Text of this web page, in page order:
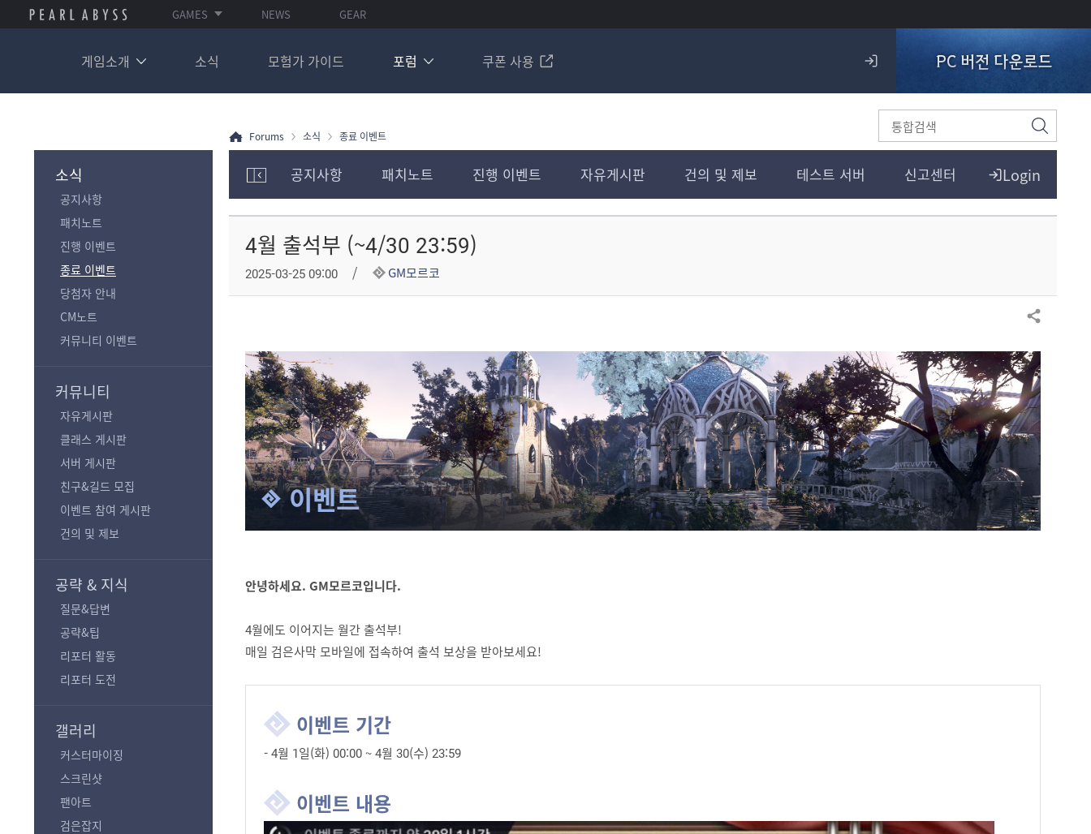
GAMES NEWS GEAR
게임소개 소식 모험가 가이드 포럼 쿠폰 사용
로
PC 버전 다운로드
소식
공지사항
패치노트
진행 이벤트
종료 이벤트
당첨자 안내
CM노트
커뮤니티 이벤트
커뮤니티
자유게시판
클래스 게시판
서버 게시판
친구&길드 모집
이벤트 참여 게시판
건의 및 제보
공략 & 지식
질문&답변
공략&팁
리포터 활동
리포터 도전
갤러리
커스터마이징
스크린샷
팬아트
검은잡지
검
색
모
험
가
포
럼
테
고
보
기
Login
공지사항 패치노트 진행 이벤트 자유게시판 건의 및 제보 테스트 서버 신고센터
Forums 소식 종료 이벤트
4월 출석부 (~4/30 23:59)
2025-03-25 09:00 GM모르코
공유하기
이벤트
안녕하세요. GM모르코입니다.
4월에도 이어지는 월간 출석부!
매일 검은사막 모바일에 접속하여 출석 보상을 받아보세요!
이벤트 기간
- 4월 1일(화) 00:00 ~ 4월 30(수) 23:59
이벤트 내용